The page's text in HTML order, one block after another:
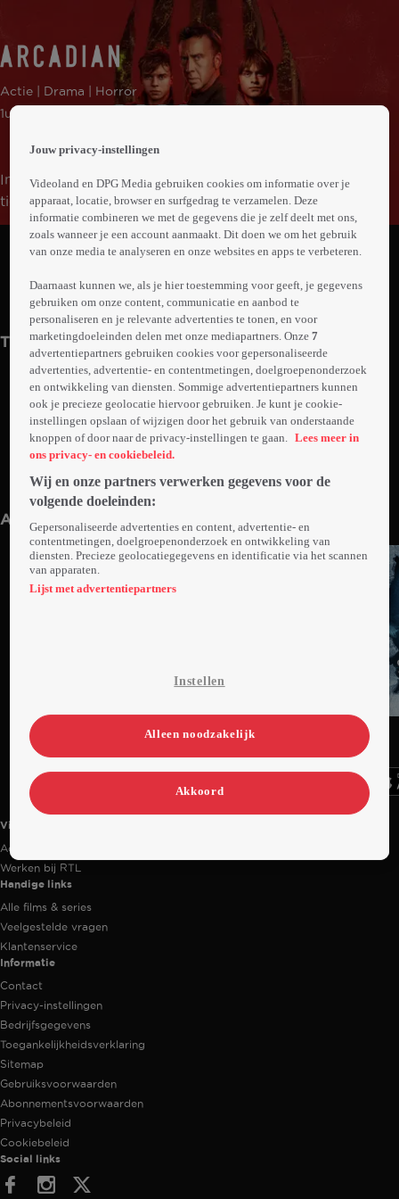
page
Actie | Drama | Horror
1uur27min
In een nabije toekomst leven Paul en zijn twee
tienerzonen, Thomas en Joseph, in een verwoeste
wereld. Na zonsondergang ontwaken er gevaarlijke
wezens die alles op hun pad verslinden. Als Thomas op
raakt daarbij gewond. De zoons moeten de lessen van
hun vader inzetten om de komende nacht te overleven.
Abonneren op Videoland
info
Trailers
Trailer: Arcadian
Anderen kijken ook
naar
programma
Trailer
Videoland useful links.
Videoland
Actiecode
Werken bij RTL
Handige links
Alle films & series
Veelgestelde vragen
Klantenservice
Informatie
Contact
Privacy-instellingen
Bedrijfsgegevens
Toegankelijkheidsverklaring
Sitemap
Gebruiksvoorwaarden
Abonnementsvoorwaarden
Privacybeleid
Cookiebeleid
Social links
FacebookInstagram
Jouw privacy-instellingen
Videoland en DPG Media gebruiken cookies om informatie over je
apparaat, locatie, browser en surfgedrag te verzamelen. Deze
informatie combineren we met de gegevens die je zelf deelt met ons,
zoals wanneer je een account aanmaakt. Dit doen we om het gebruik
van onze media te analyseren en onze websites en apps te verbeteren.
Daarnaast kunnen we, als je hier toestemming voor geeft, je gegevens
gebruiken om onze content, communicatie en aanbod te
personaliseren en je relevante advertenties te tonen, en voor
marketingdoeleinden delen met onze mediapartners. Onze7
advertentiepartners gebruiken cookies voor gepersonaliseerde
advertenties, advertentie- en contentmetingen, doelgroepenonderzoek
en ontwikkeling van diensten. Sommige advertentiepartners kunnen
ook je precieze geolocatie hiervoor gebruiken. Je kunt je cookie-
instellingen opslaan of wijzigen door het gebruik van onderstaande
knoppen of door naar de privacy-instellingen te gaan.
Lees meer in
ons privacy- en cookiebeleid.
Wij en onze partners verwerken gegevens voor de
volgende doeleinden:
Gepersonaliseerde advertenties en content, advertentie- en
contentmetingen, doelgroepenonderzoek en ontwikkeling van
diensten. Precieze geolocatiegegevens en identificatie via het scannen
van apparaten.
Lijst met advertentiepartners
Instellen
Alleen noodzakelijk
Akkoord